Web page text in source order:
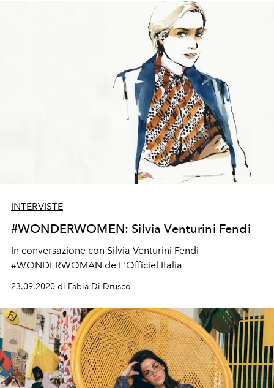
INTERVISTE
#WONDERWOMEN: Silvia Venturini Fendi
In conversazione con Silvia Venturini Fendi
#WONDERWOMAN de L'Officiel Italia
23.09.2020 di Fabia Di Drusco